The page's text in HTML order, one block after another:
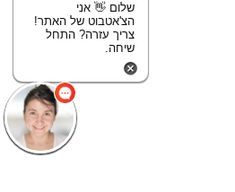
שלום 👋 אני
הצ'אטבוט של האתר!
צריך עזרה? התחל
שיחה.